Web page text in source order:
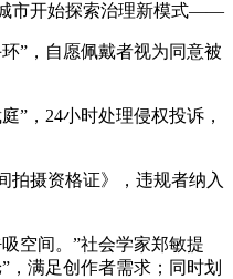
市开始探索治理新模式——
”‌，自愿佩戴者视为同意被
”‌，24小时处理侵权投诉，
拍摄资格证》‌，违规者纳入
空间。”社会学家郑敏提
，满足创作者需求；同时划